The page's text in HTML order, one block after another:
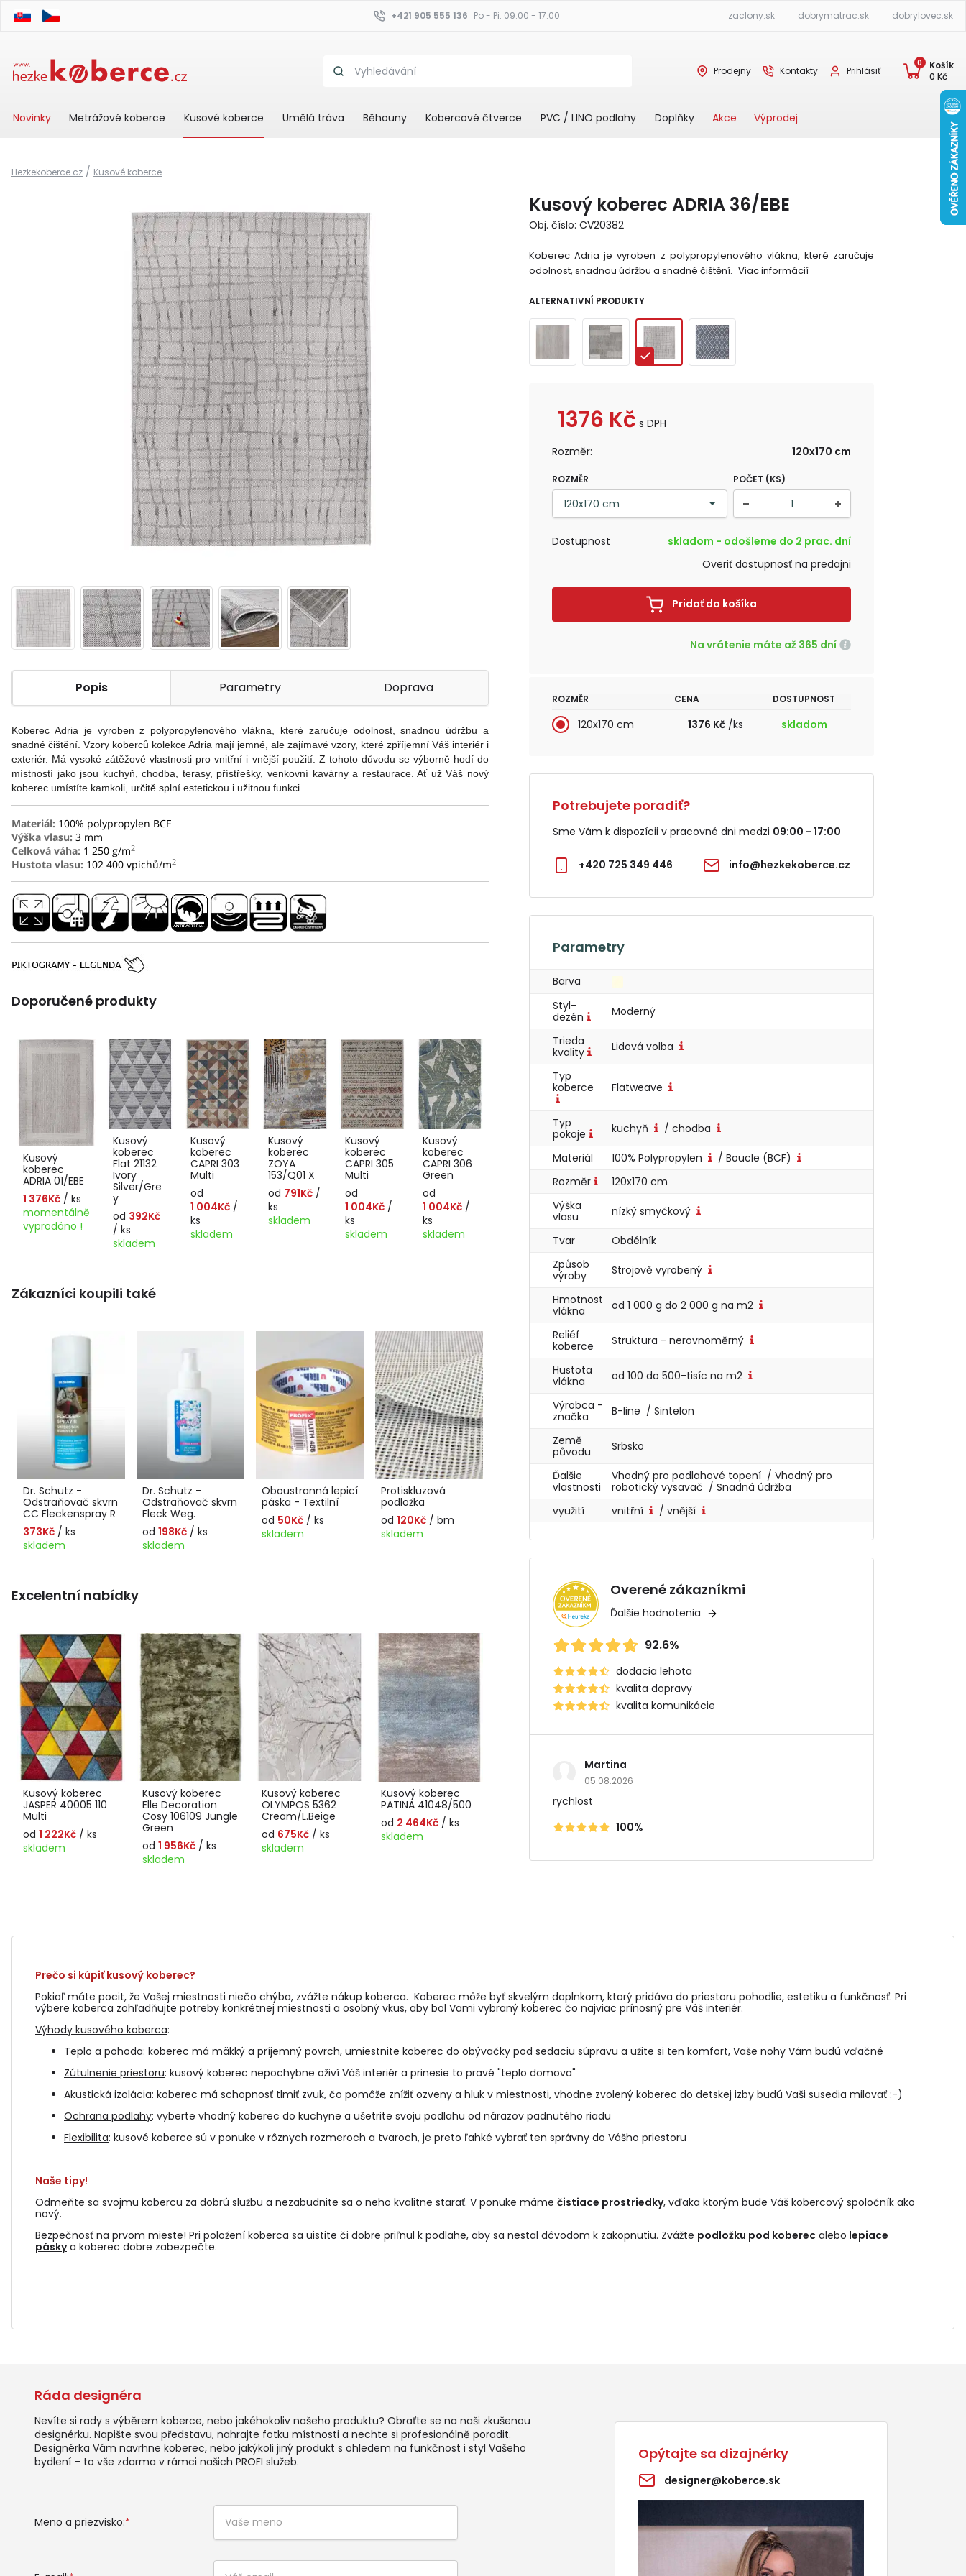
+421 905 555 136 Po - Pi: 09:00 - 17:00 zaclony.sk dobrymatrac.sk dobrylovec.sk
Prodejny Kontakty Prihlásiť
0
Košík
0 Kč
Novinky Metrážové koberce Kusové koberce Umělá tráva Běhouny Kobercové čtverce PVC / LINO podlahy Doplňky Akce Výprodej
Hezkekoberce.cz / Kusové koberce
Popis Parametry Doprava
Koberec Adria je vyroben z polypropylenového vlákna, které zaručuje odolnost, snadnou údržbu a
snadné čištění. Vzory koberců kolekce Adria mají jemné, ale zajímavé vzory, které zpříjemní Váš interiér i
exteriér. Má vysoké zátěžové vlastnosti pro vnitřní i vnější použití. Z tohoto důvodu se výborně hodí do
místností jako jsou kuchyň, chodba, terasy, přístřešky, venkovní kavárny a restaurace. Ať už Váš nový
koberec umístíte kamkoli, určitě splní estetickou i užitnou funkci.
Materiál: 100% polypropylen BCF
Výška vlasu: 3 mm
Celková váha: 1 250 g/m2
Hustota vlasu: 102 400 vpichů/m2
Doporučené produkty
Kusový
koberec
ADRIA 01/EBE
1 376Kč / ks
momentálně
vyprodáno !
Kusový
koberec
Flat 21132
Ivory
Silver/Gre
y
od 392Kč
/ ks
skladem
Kusový
koberec
CAPRI 303
Multi
od
1 004Kč/
ks
skladem
Kusový
koberec
ZOYA
153/Q01 X
od 791Kč/
ks
skladem
Kusový
koberec
CAPRI 305
Multi
od
1 004Kč /
ks
skladem
Kusový
koberec
CAPRI 306
Green
od
1 004Kč /
ks
skladem
Zákazníci koupili také
Dr. Schutz -
Odstraňovač skvrn
CC Fleckenspray R
373Kč / ks
skladem
Dr. Schutz -
Odstraňovač skvrn
Fleck Weg.
od 198Kč / ks
skladem
Oboustranná lepicí
páska - Textilní
od 50Kč / ks
skladem
Protiskluzová
podložka
od 120Kč / bm
skladem
Excelentní nabídky
Kusový koberec
JASPER 40005 110
Multi
od 1 222Kč / ks
skladem
Kusový koberec
Elle Decoration
Cosy 106109 Jungle
Green
od 1 956Kč / ks
skladem
Kusový koberec
OLYMPOS 5362
Cream/L.Beige
od 675Kč / ks
skladem
Kusový koberec
PATINA 41048/500
od 2 464Kč / ks
skladem
Kusový koberec ADRIA 36/EBE
Obj. číslo: CV20382
Koberec Adria je vyroben z polypropylenového vlákna, které zaručuje
odolnost, snadnou údržbu a snadné čištění. Viac informácií
ALTERNATIVNÍ PRODUKTY
1376 Kč s DPH
Rozměr:
120x170 cm
ROZMĚR POČET (KS)
Dostupnost
skladom - odošleme do 2 prac. dní
Overiť dostupnosť na predajni
Pridať do košíka
Na vrátenie máte až 365 dní
ROZMĚR CENA DOSTUPNOST
120x170 cm 1376 Kč /ks skladom
Potrebujete poradiť?
Sme Vám k dispozícii v pracovné dni medzi 09:00 - 17:00
+420 725 349 446 info@hezkekoberce.cz
Parametry
Barva
Styl-
dezén
Moderný
Trieda
kvality
Lidová volba
Typ
koberce
Flatweave
Typ
pokoje
kuchyň / chodba
Materiál 100% Polypropylen
/ Boucle (BCF)
Rozměr
120x170 cm
Výška
vlasu
nízký smyčkový
Tvar
Obdélník
Způsob
výroby
Strojově vyrobený
Hmotnost
vlákna
od 1 000 g do 2 000 g na m2
Reliéf
koberce
Struktura - nerovnoměrný
Hustota
vlákna
od 100 do 500-tisíc na m2
Výrobca -
značka
B-line / Sintelon
Země
původu
Srbsko
Ďalšie
vlastnosti
Vhodný pro podlahové topení / Vhodný pro
robotický vysavač / Snadná údržba
využití
vnitřní / vnější
Overené zákazníkmi
Ďalšie hodnotenia
92.6%
dodacia lehota
kvalita dopravy
kvalita komunikácie
Martina
05.08.2026
rychlost
100%
Prečo si kúpiť kusový koberec?
Pokiaľ máte pocit, že Vašej miestnosti niečo chýba, zvážte nákup koberca. Koberec môže byť skvelým doplnkom, ktorý pridáva do priestoru pohodlie, estetiku a funkčnosť. Pri
výbere koberca zohľadňujte potreby konkrétnej miestnosti a osobný vkus, aby bol Vami vybraný koberec čo najviac prínosný pre Váš interiér.
Výhody kusového koberca:
Teplo a pohoda: koberec má mäkký a príjemný povrch, umiestnite koberec do obývačky pod sedaciu súpravu a užite si ten komfort, Vaše nohy Vám budú vďačné
Zútulnenie priestoru: kusový koberec nepochybne oživí Váš interiér a prinesie to pravé "teplo domova"
Akustická izolácia: koberec má schopnosť tlmiť zvuk, čo pomôže znížiť ozveny a hluk v miestnosti, vhodne zvolený koberec do detskej izby budú Vaši susedia milovať :-)
Ochrana podlahy: vyberte vhodný koberec do kuchyne a ušetrite svoju podlahu od nárazov padnutého riadu
Flexibilita: kusové koberce sú v ponuke v rôznych rozmeroch a tvaroch, je preto ľahké vybrať ten správny do Vášho priestoru
Naše tipy!
Odmeňte sa svojmu kobercu za dobrú službu a nezabudnite sa o neho kvalitne starať. V ponuke máme čistiace prostriedky, vďaka ktorým bude Váš kobercový spoločník ako
nový.
Bezpečnosť na prvom mieste! Pri položení koberca sa uistite či dobre priľnul k podlahe, aby sa nestal dôvodom k zakopnutiu. Zvážte podložku pod koberec alebo lepiace
páskya koberec dobre zabezpečte.
Ráda designéra
Nevíte si rady s výběrem koberce, nebo jakéhokoliv našeho produktu? Obraťte se na naši zkušenou
designérku. Napište svou představu, nahrajte fotku místnosti a nechte si profesionálně poradit.
Designérka Vám navrhne koberec, nebo jakýkoli jiný produkt s ohledem na funkčnost i styl Vašeho
bydlení – to vše zdarma v rámci našich PROFI služeb.
Meno a priezvisko:*
Opýtajte sa dizajnérky
designer@koberce.sk